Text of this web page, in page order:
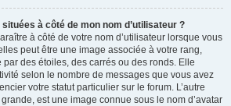
à côté de mon nom d’utilisateur ?
à côté de votre nom d’utilisateur lorsque vous
peut être une image associée à votre rang,
des étoiles, des carrés ou des ronds. Elle
selon le nombre de messages que vous avez
votre statut particulier sur le forum. L’autre
est une image connue sous le nom d’avatar